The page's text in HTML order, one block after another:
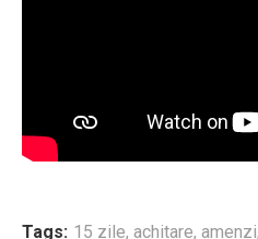
Tags: 15 zile, achitare, amenzi,